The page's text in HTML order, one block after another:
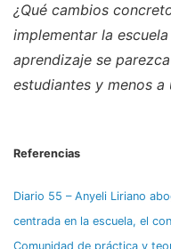
¿Qué cambios
implementar la
aprendizaje se
estudiantes y menos
Referencias
Diario 55 – Anyeli Liriano
centrada en la escuela, el
Comunidad de práctica y